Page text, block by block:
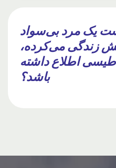
یک مرد بی‌سواد
پیش زندگی می‌کرده،
اطلاع داشته
باشد؟